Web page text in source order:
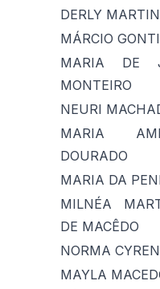
DERLY
MÁRCIO
MARIA DE
MONTEIRO
NEURI
MARIA
DOURADO
MARIA DA
MILNÉA
DE MACÊDO
NORMA
MAYLA